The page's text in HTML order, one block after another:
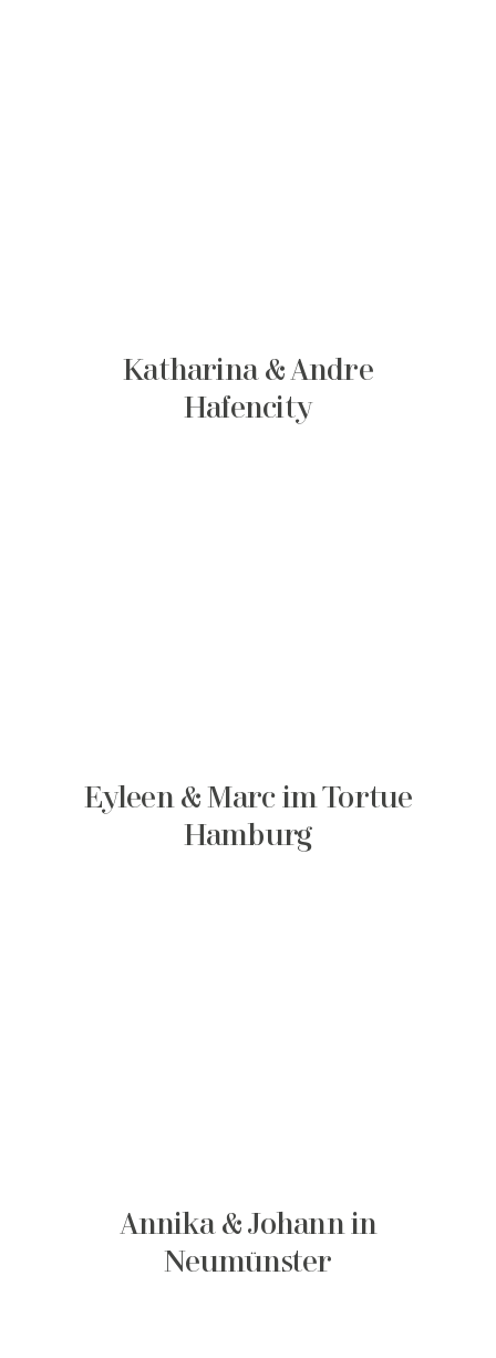
Katharina & Andre
Hafencity
Eyleen & Marc im Tortue
Hamburg
Annika & Johann in
Neumünster